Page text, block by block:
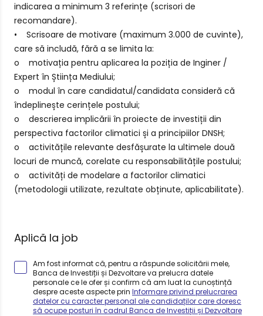
indicarea a minimum 3 referințe (scrisori de
recomandare).
• Scrisoare de motivare (maximum 3.000 de cuvinte),
care să includă, fără a se limita la:
o motivația pentru aplicarea la poziția de Inginer /
Expert în Știința Mediului;
o modul în care candidatul/candidata consideră că
îndeplinește cerințele postului;
o descrierea implicării în proiecte de investiții din
perspectiva factorilor climatici și a principiilor DNSH;
o activitățile relevante desfășurate la ultimele două
locuri de muncă, corelate cu responsabilitățile postului;
o activități de modelare a factorilor climatici
(metodologii utilizate, rezultate obținute, aplicabilitate).
Aplică la job
Am fost informat că, pentru a răspunde solicitării mele,
Banca de Investiții și Dezvoltare va prelucra datele
personale ce le ofer și confirm că am luat la cunoștință
despre aceste aspecte prin Informare privind prelucrarea
datelor cu caracter personal ale candidaților care doresc
să ocupe posturi în cadrul Banca de Investiții și Dezvoltare